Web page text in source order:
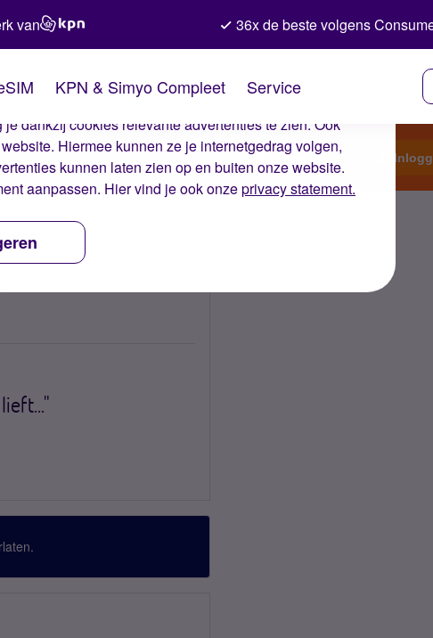
deze cookies zorgen wij ervoor dat je ervaring op de
dankzij cookies relevante advertenties te zien. Ook
Hiermee kunnen ze je internetgedrag volgen,
kunnen laten zien op en buiten onze website.
aanpassen. Hier vind je ook onzeprivacy statement.
van 36x de beste volgens
KPN & Simyo Compleet Service
Start een topic